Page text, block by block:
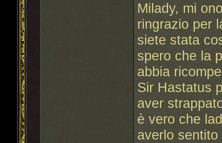
Milady, mi
ringrazio per
siete stata
spero che la
abbia
Sir Hastatus
aver
è vero che
averlo